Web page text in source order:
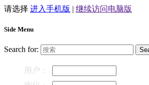
请选择 进入手机版 | 继续访问电脑版
Side Menu
Search for:
用户：